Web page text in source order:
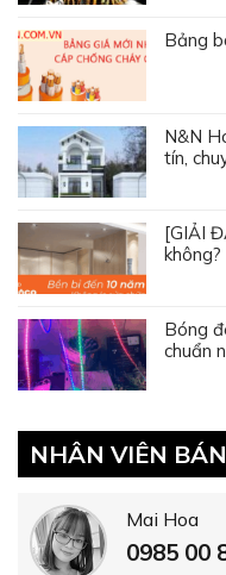
Bảng
N&N
tín,
[GIẢI
không?
Bóng
chuẩn
NHÂN VIÊN
Mai Hoa
0985 00